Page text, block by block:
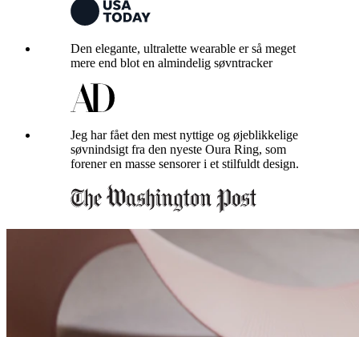
Den elegante, ultralette wearable er så meget
mere end blot en almindelig søvntracker
Jeg har fået den mest nyttige og øjeblikkelige
søvnindsigt fra den nyeste Oura Ring, som
forener en masse sensorer i et stilfuldt design.